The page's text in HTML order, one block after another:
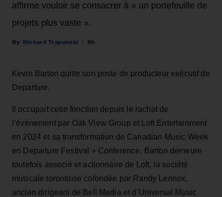
affirme vouloir se consacrer à « un portefeuille de
projets plus vaste ».
Richard Trapunski 8h
Kevin Barton quitte son poste de producteur exécutif de
Departure.
Il occupait cette fonction depuis le rachat de
l’événement par Oak View Group et Loft Entertainment
en 2024 et sa transformation de Canadian Music Week
en Departure Festival + Conference. Barton demeure
toutefois associé et actionnaire de Loft, la société
musicale torontoise cofondée par Randy Lennox,
ancien dirigeant de Bell Media et d’Universal Music